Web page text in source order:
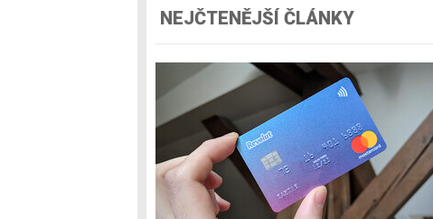
NEJČTENĚJŠÍ ČLÁNKY